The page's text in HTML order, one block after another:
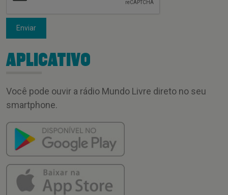
Enviar
APLICATIVO
Você pode ouvir a rádio Mundo Livre direto no seu
smartphone.